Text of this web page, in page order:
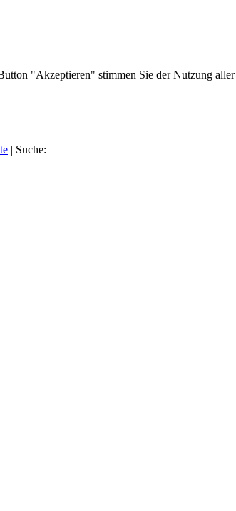
"Akzeptieren" stimmen Sie der Nutzung
| Suche: